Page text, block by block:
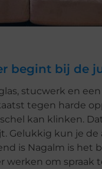
begint bij de
stucwerk en
tegen harde
kan klinken.
Gelukkig kun je
is Nagalm is het
werken om spraak